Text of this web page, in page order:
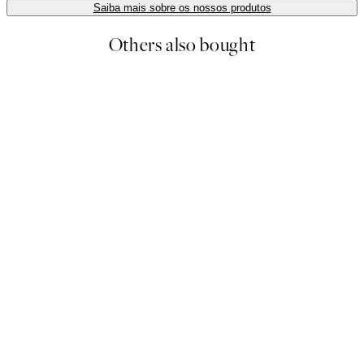
Saiba mais sobre os nossos produtos
Others also bought